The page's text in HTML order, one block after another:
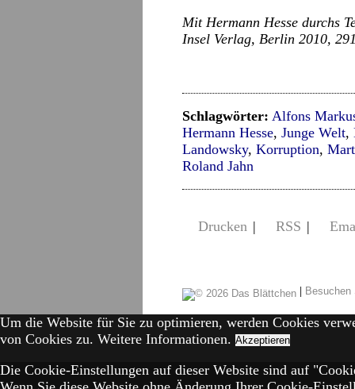
Mit Hermann Hesse durchs
Insel Verlag, Berlin 2010,
Schlagwörter: Alfons
Hermann Hesse, Junge Welt,
Landowsky, Korruption,
Roland Jahn
Drucken | RSS |
|
Um die Website für Sie zu optimieren, werden Cookies
von Cookies zu. Weitere Informationen. Akzeptieren
Die Cookie-Einstellungen auf dieser Website sind auf